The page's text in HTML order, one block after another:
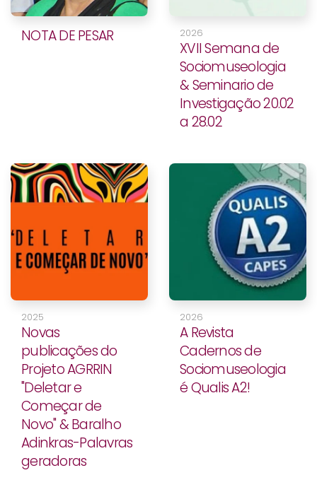
NOTA DE PESAR 2026
XVII Semana de
Sociomuseologia
& Seminario de
Investigação 20.02
a 28.02
2025
Novas
publicações do
Projeto AGRRIN
"Deletar e
Começar de
Novo" & Baralho
Adinkras-Palavras
geradoras
2026
A Revista
Cadernos de
Sociomuseologia
é Qualis A2!